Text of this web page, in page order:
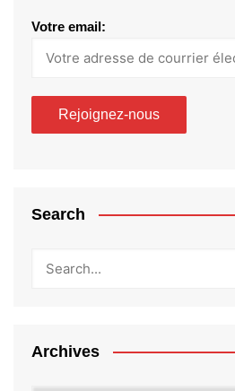
Votre email:
Search
Archives